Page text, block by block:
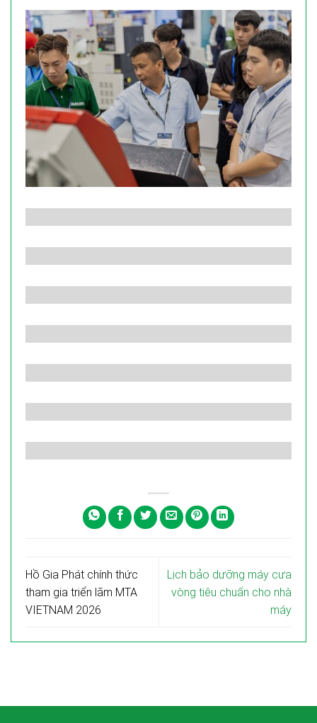
Hồ Gia Phát chính thức
tham gia triển lãm MTA
VIETNAM 2026
Lịch bảo dưỡng máy cưa
vòng tiêu chuẩn cho nhà
máy